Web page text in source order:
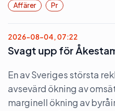
Affärer Pr
2026-08-04, 07:22
Svagt upp för
En av Sveriges största
avsevärd ökning av
marginell ökning av